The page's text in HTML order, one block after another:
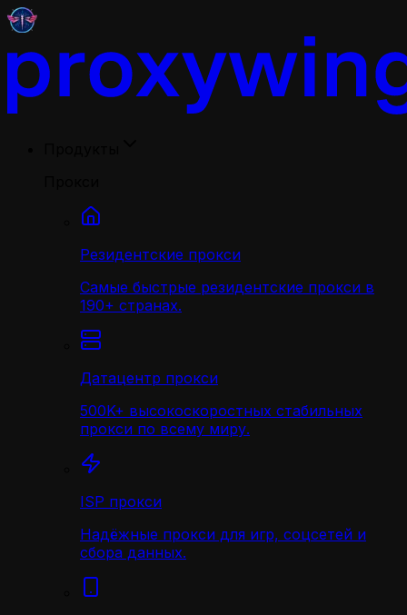
Резидентские прокси
Самые быстрые резидентские прокси в
190+ странах.
Датацентр прокси
500K+ высокоскоростных стабильных
прокси по всему миру.
ISP прокси
Надёжные прокси для игр, соцсетей и
сбора данных.